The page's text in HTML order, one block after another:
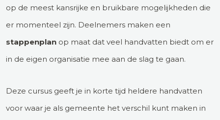
op de meest kansrijke en bruikbare mogelijkheden die
er momenteel zijn. Deelnemers maken een
stappenplan op maat dat veel handvatten biedt om er
in de eigen organisatie mee aan de slag te gaan.
Deze cursus geeft je in korte tijd heldere handvatten
voor waar je als gemeente het verschil kunt maken in